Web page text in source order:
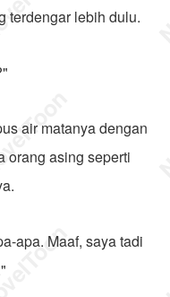
terdengar lebih dulu.
air matanya dengan
orang asing seperti
apa. Maaf, saya tadi